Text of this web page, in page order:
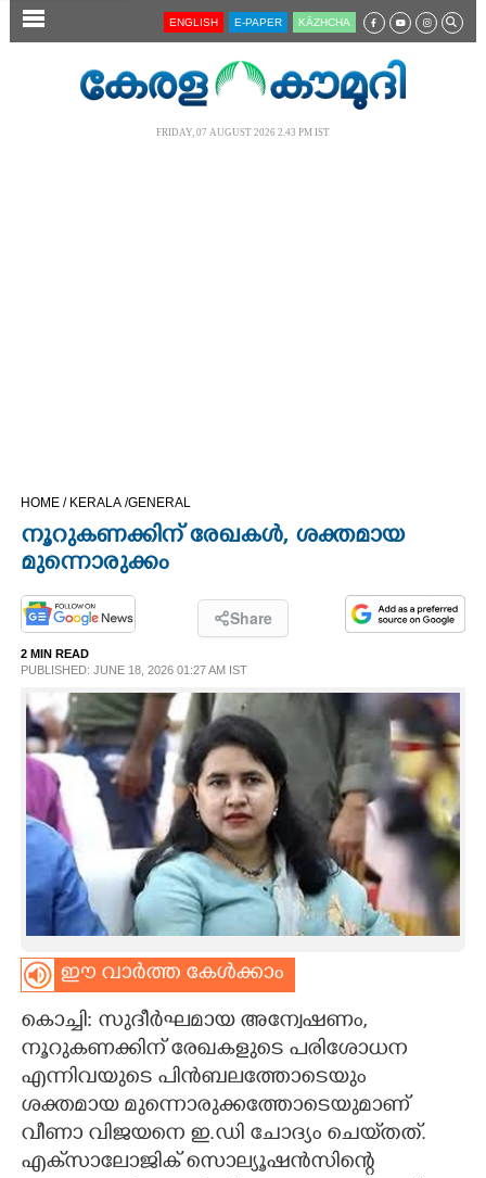
SECTIONS
CINEMA
OPINION
PHOTOS
LIFESTYLE
SPIRITUAL
INFO+
ART
CARTOONS
LITERATURE
ZOOM
ENGLISH E-PAPER KĀZHCHA
FRIDAY, 07 AUGUST 2026 2.43 PM IST
HOME / KERALA /GENERAL
നൂറുകണക്കിന് രേഖകൾ, ശക്തമായ
മുന്നൊരുക്കം
Share
2 MIN READ
PUBLISHED: JUNE 18, 2026 01:27 AM IST
ഈ വാർത്ത കേൾക്കാം
കൊച്ചി: സുദീർഘമായ അന്വേഷണം,
നൂറുകണക്കിന് രേഖകളുടെ പരിശോധന
എന്നിവയുടെ പിൻബലത്തോടെയും
ശക്തമായ മുന്നൊരുക്കത്തോടെയുമാണ്
വീണാ വിജയനെ ഇ.ഡി ചോദ്യം ചെയ്‌തത്.
എക്‌സാലോജിക് സൊല്യൂഷൻസിന്റെ